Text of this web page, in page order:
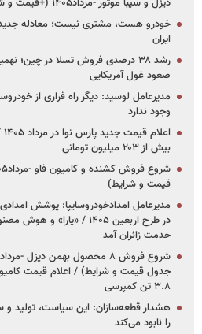
دیزل و سیبا موتور -مرداد۱۴۰۵ (+قیمت و شرایط)
خودرو هست، مشتری نیست؛ معادله جدید
ایران
رشد ۳۸ درصدی فروش تسلا در چین؛
صعود غول آمریکایی
مدیرعامل لوسید: دیگر راه فراری از
وجود ندارد
بیش از ۲۰۳ میلیون تومانی
قیمت و شرایط)
در طرح اربعین ۱۴۰۵ / «یارا» و
خدمت زائران آمد
جدول قیمت و شرایط) / اعلام قیمت
۳.۸ تن کمپرسی
هشدار قطعه‌سازان: این سیاست، تولید و
را نابود می‌کند